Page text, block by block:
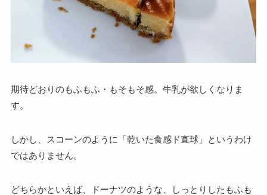
期待どおりのもふもふ・もそもそ感。牛乳が欲しくなりま
す。
しかし、スコーンのように「乾いた食感ド直球」というわけ
ではありません。
どちらかといえば、ドーナツのような、しっとりしたもふも